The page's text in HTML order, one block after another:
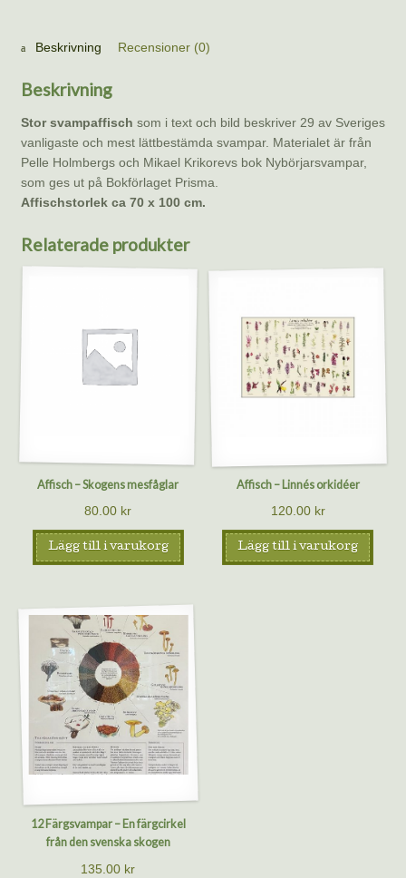
(Holmberg/Krikorev)
Beskrivning Recensioner (0)
Beskrivning
Stor svampaffisch som i text och bild beskriver 29 av Sveriges
vanligaste och mest lättbestämda svampar. Materialet är från
Pelle Holmbergs och Mikael Krikorevs bok Nybörjarsvampar,
som ges ut på Bokförlaget Prisma.
Affischstorlek ca 70 x 100 cm.
Relaterade produkter
Affisch – Skogens mesfåglar
80.00 kr
Lägg till i varukorg
Affisch – Linnés orkidéer
120.00 kr
Lägg till i varukorg
12 Färgsvampar – En färgcirkel
från den svenska skogen
135.00 kr